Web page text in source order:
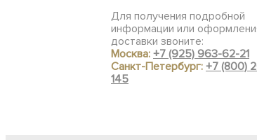
Для получения подробной
информации или
доставки звоните:
Москва: +7 (925) 963-62-21
Санкт-Петербург: +7 (800)
145